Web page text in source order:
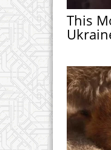
This